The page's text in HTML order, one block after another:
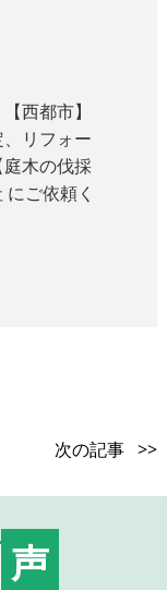
西都市】
リフォー
木の伐採
ご依頼く
次の記事 >>
声